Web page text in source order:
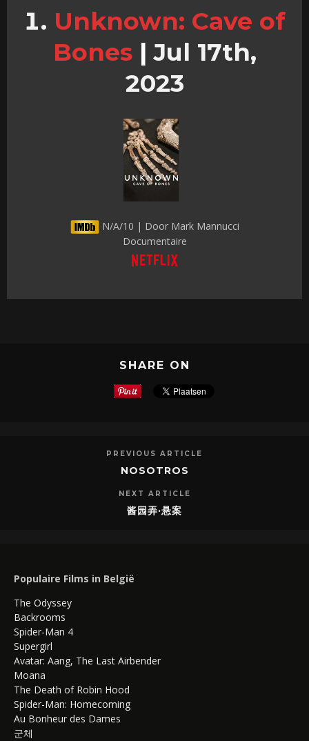
Unknown: Cave of
Bones | Jul 17th,
2023
N/A/10 | Door Mark Mannucci
Documentaire
SHARE ON
PREVIOUS ARTICLE
NOSOTROS
NEXT ARTICLE
酱园弄·悬案
Populaire Films in België
The Odyssey
Backrooms
Spider-Man 4
Supergirl
Avatar: Aang, The Last Airbender
Moana
The Death of Robin Hood
Spider-Man: Homecoming
Au Bonheur des Dames
군체